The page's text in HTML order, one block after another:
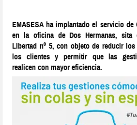
EMASESA ha implantado el servicio de
en la oficina de Dos Hermanas,
Libertad nº 5, con objeto de reducir
los clientes y permitir que las
realicen con mayor eficiencia.